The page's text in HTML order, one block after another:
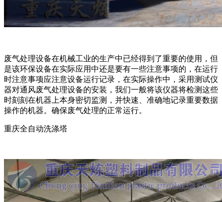
废气处理设备在机械工业的生产中已经得到了重要的使用，但
是该环保设备在实际应用中还是要有一些注意事项的，在运行
时注意事项应注意设备运行记录，在实际操作中，采用测试仪
器对通风废气处理设备的安装，我们一般将该仪器将检测这些
时刻刻在机器上本身密切监测，并快速、准确地记录重要数据
操作的机器。确保废气处理的正常运行。
重庆全自动洗涤塔